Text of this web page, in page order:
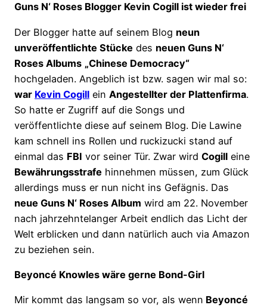
Guns N‘ Roses Blogger Kevin Cogill ist wieder frei
Der Blogger hatte auf seinem Blog neun
unveröffentlichte Stücke des neuen Guns N‘
Roses Albums „Chinese Democracy“
hochgeladen. Angeblich ist bzw. sagen wir mal so:
war Kevin Cogill ein Angestellter der Plattenfirma.
So hatte er Zugriff auf die Songs und
veröffentlichte diese auf seinem Blog. Die Lawine
kam schnell ins Rollen und ruckizucki stand auf
einmal das FBI vor seiner Tür. Zwar wird Cogill eine
Bewährungsstrafe hinnehmen müssen, zum Glück
allerdings muss er nun nicht ins Gefägnis. Das
neue Guns N‘ Roses Album wird am 22. November
nach jahrzehntelanger Arbeit endlich das Licht der
Welt erblicken und dann natürlich auch via Amazon
zu beziehen sein.
Beyoncé Knowles wäre gerne Bond-Girl
Mir kommt das langsam so vor, als wenn Beyoncé